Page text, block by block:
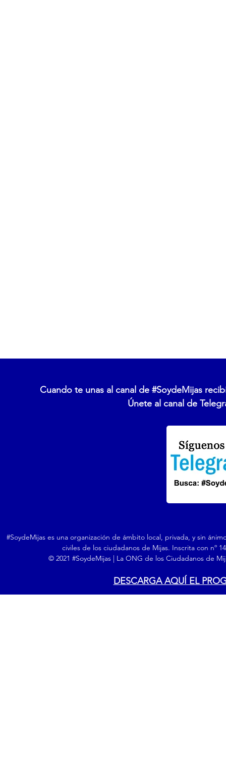
Cuando te unas al canal de #SoydeMijas
Únete al canal de
#SoydeMijas es una organización de ámbito local, privada, y sin
civiles de los ciudadanos de Mijas. Inscrita con nº
© 2021 #SoydeMijas | La ONG de los Ciudadanos de
DESCARGA AQUÍ EL